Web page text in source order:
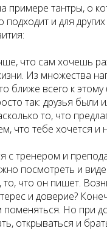
примере тантры, о
подходит и для
что сам хочешь
Из множества
ближе всего к
так: друзья были
то, что
что тебе хочется и
с тренером и
посмотреть и
то, что он пишет.
и доверие?
Но при
открываться и